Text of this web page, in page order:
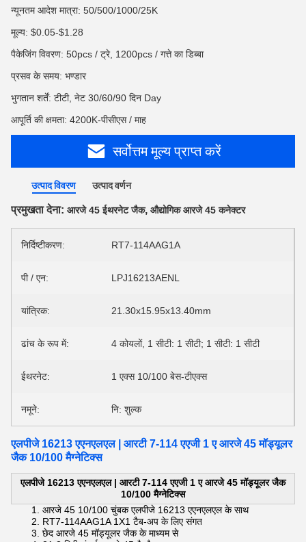
न्यूनतम आदेश मात्रा: 50/500/1000/25K
मूल्य: $0.05-$1.28
पैकेजिंग विवरण: 50pcs / ट्रे, 1200pcs / गत्ते का डिब्बा
प्रसव के समय: भण्डार
भुगतान शर्तें: टीटी, नेट 30/60/90 दिन Day
आपूर्ति की क्षमता: 4200K-पीसीएस / माह
सर्वोत्तम मूल्य प्राप्त करें
उत्पाद विवरण उत्पाद वर्णन
प्रमुखता देना: आरजे 45 ईथरनेट जैक, औद्योगिक आरजे 45 कनेक्टर
निर्दिष्टीकरण: RT7-114AAG1A
पी / एन: LPJ16213AENL
यांत्रिक: 21.30x15.95x13.40mm
ढांच के रूप में: 4 कोयलों, 1 सीटी: 1 सीटी; 1 सीटी: 1 सीटी
ईथरनेट: 1 एक्स 10/100 बेस-टीएक्स
नमूने: नि: शुल्क
एलपीजे 16213 एएनएलएल | आरटी 7-114 एएजी 1 ए आरजे 45 मॉड्यूलर
जैक 10/100 मैग्नेटिक्स
एलपीजे 16213 एएनएलएल | आरटी 7-114 एएजी 1 ए आरजे 45 मॉड्यूलर जैक
10/100 मैग्नेटिक्स
आरजे 45 10/100 चुंबकएलपीजे 16213 एएनएलएल के साथ
RT7-114AAG1A 1X1 टैब-अप के लिए संगत
छेद आरजे 45 मॉड्यूलर जैक केमाध्यम से